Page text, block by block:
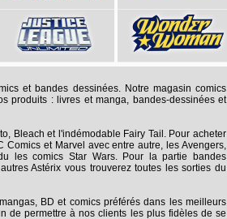
et bandes dessinées. Notre magasin comics
produits : livres et manga, bandes-dessinées et
Bleach et l'indémodable Fairy Tail. Pour acheter
et Marvel avec entre autre, les Avengers,
les comics Star Wars. Pour la partie bandes
Astérix vous trouverez toutes les sorties du
BD et comics préférés dans les meilleurs
de permettre à nos clients les plus fidèles de se